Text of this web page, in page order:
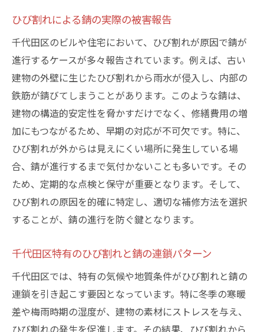
ひび割れによる錆の実際の被害報告
千代田区のビルや住宅において、ひび割れが原因で錆が
進行するケースが多々報告されています。例えば、古い
建物の外壁に生じたひび割れから雨水が侵入し、内部の
鉄筋が錆びてしまうことがあります。このような錆は、
建物の構造的安定性を脅かすだけでなく、修繕費用の増
加にもつながるため、早期の対応が不可欠です。特に、
ひび割れが外からは見えにくい場所に発生している場
合、錆が進行するまで気付かないことも多いです。その
ため、定期的な点検と保守が重要となります。そして、
ひび割れの原因を的確に特定し、適切な補修方法を選択
することが、錆の進行を防ぐ鍵となります。
千代田区特有のひび割れと錆の連鎖パターン
千代田区では、特有の気候や地質条件がひび割れと錆の
連鎖を引き起こす要因となっています。特に冬季の寒暖
差や梅雨時期の湿度が、建物の素材にストレスを与え、
ひび割れの発生を促進します。その結果、ひび割れから